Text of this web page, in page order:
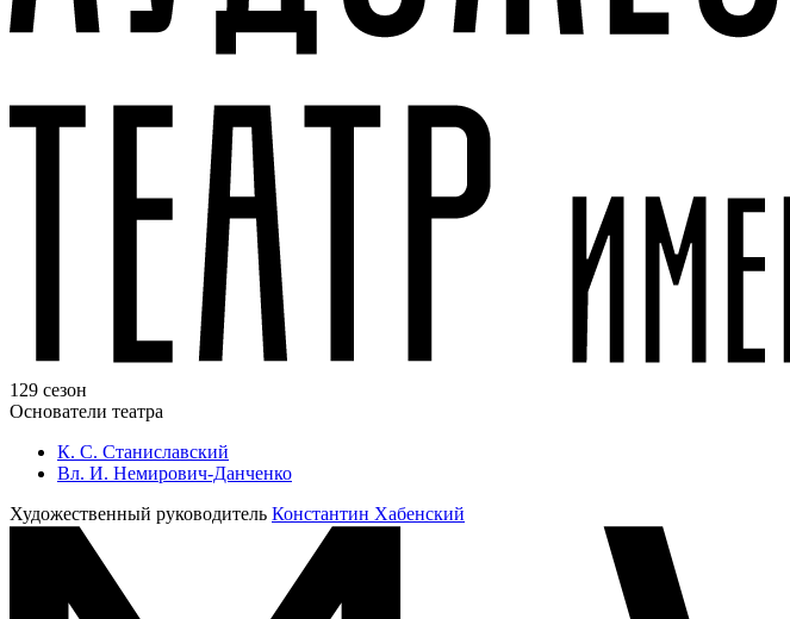
129 сезон
Основатели театра
К. С. Станиславский
Вл. И. Немирович-Данченко
Художественный руководитель Константин Хабенский